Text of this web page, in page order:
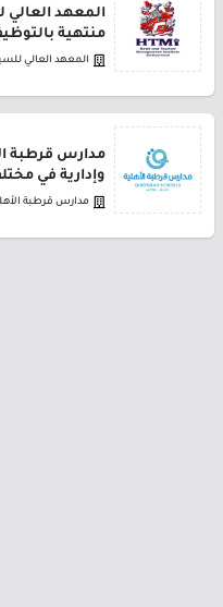
المعهد العالي
منتهية
المعهد العالي
مدارس قرطبة
وإدارية في
مدارس قرطبة